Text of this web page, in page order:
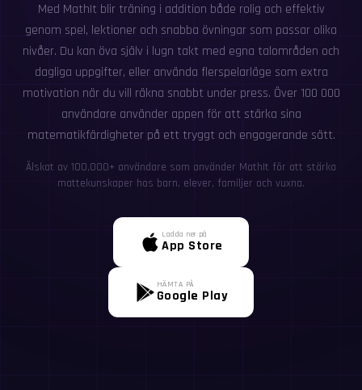
Med MathIt blir träning i addition både rolig och effektiv
genom spel, lektioner och snabba övningar som passar olika
nivåer. Du kan öva själv i lugn takt med egna talområden och
dagliga uppgifter, eller använda flerspelarläge som extra
motivation när du vill räkna snabbt under press. Över 100 000
användare använder appen för att stärka sina
matematikfärdigheter på ett tryggt och engagerande sätt.
Älskat av 100,000+ användare som använder MathIt för att stärka
mattekunskaper hos barn, elever, familjer och vuxna.
Ladda ner på
App Store
HÄMTA PÅ
Google Play